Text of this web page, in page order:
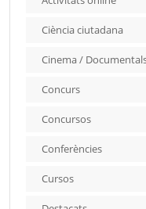
Ciència ciutadana
Cinema /
Concurs
Concursos
Conferències
Cursos